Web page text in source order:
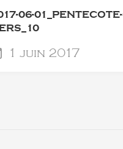
06-01_PENTECOTE-
1 juin 2017